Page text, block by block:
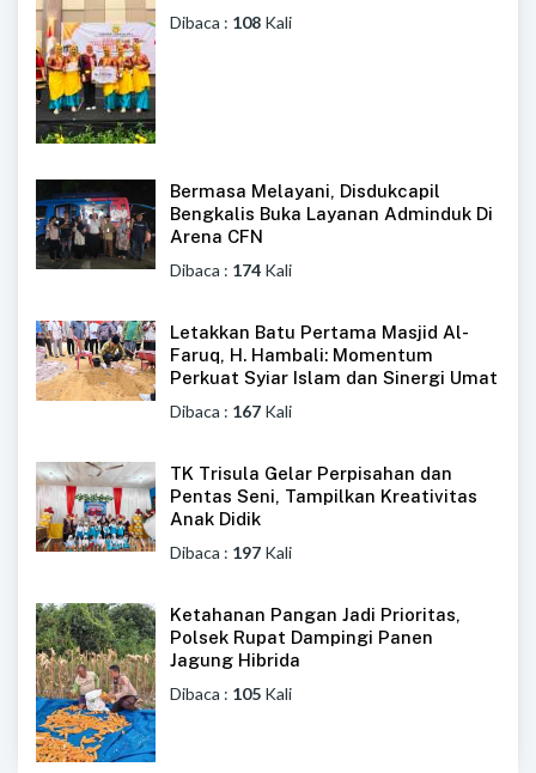
Dibaca : 108 Kali
Bermasa Melayani, Disdukcapil
Bengkalis Buka Layanan Adminduk Di
Arena CFN
Dibaca : 174 Kali
Letakkan Batu Pertama Masjid Al-
Faruq, H. Hambali: Momentum
Perkuat Syiar Islam dan Sinergi Umat
Dibaca : 167 Kali
TK Trisula Gelar Perpisahan dan
Pentas Seni, Tampilkan Kreativitas
Anak Didik
Dibaca : 197 Kali
Ketahanan Pangan Jadi Prioritas,
Polsek Rupat Dampingi Panen
Jagung Hibrida
Dibaca : 105 Kali